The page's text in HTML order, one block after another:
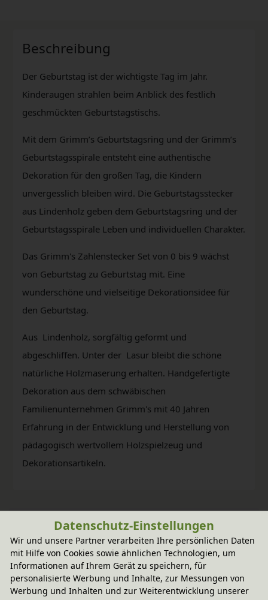
Beschreibung
Der Geburtstag ist der wichtigste Tag im Jahr.
Kinderaugen strahlen beim Anblick des festlich
geschmückten Geburtstagstischs.
Mit dem Grimm’s Geburtstagsring und der Grimm’s
Geburtstagsspirale entsteht eine authentische
Dekoration für den großen Tag, die Kindern
unvergesslich bleiben wird. Die Geburtstagsstecker
aus Lindenholz geben dem Geburtstagsring und der
Geburtstagsspirale Leben und individuellen Charakter.
Das Grimm's Zahlenstecker Set von 0 bis 9 wächst
von Geburtstag zu Geburtstag mit. Eine
wunderschöne und vielseitige Dekorationsidee für
den Geburtstag.
Aus Lindenholz, sorgfältig geformt und
abgeschliffen. Unter der Lasur bleibt die schöne
natürliche Holzmaserung erhalten. Handgefertigte
Dekoration aus dem schwäbischen
Familienunternehmen Grimm's mit 40 Jahren
Erfahrung in der Entwicklung und Herstellung von
pädagogisch wertvollem Holzspielzeug und
Dekorationsartikeln.
Datenschutz-Einstellungen
Wir und unsere Partner verarbeiten Ihre persönlichen Daten
mit Hilfe von Cookies sowie ähnlichen Technologien, um
Informationen auf Ihrem Gerät zu speichern, für
personalisierte Werbung und Inhalte, zur Messungen von
Werbung und Inhalten und zur Weiterentwicklung unserer